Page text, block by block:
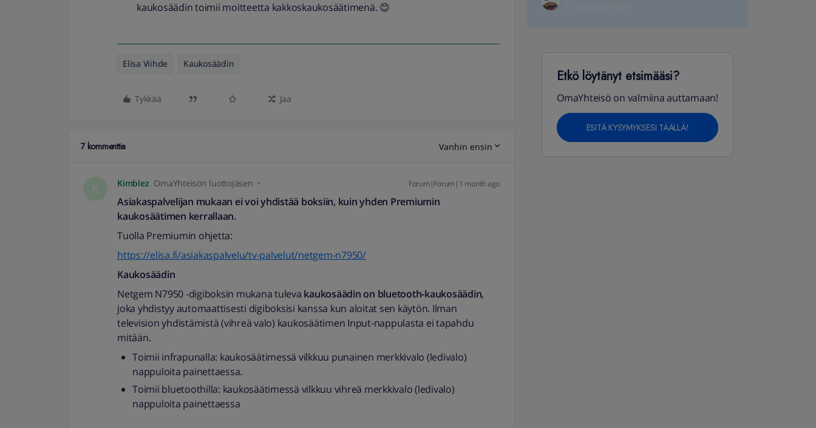
kaukosäädin toimii moitteetta kakkoskaukosäätimenä. 😊
Elisa Viihde Kaukosäädin
Tykkää Jaa
7 kommenttia Vanhin ensin
Kimblez OmaYhteisön luottojäsen Forum|Forum|1 month ago
Asiakaspalvelijan mukaan ei voi yhdistää boksiin, kuin yhden Premiumin
kaukosäätimen kerrallaan.
Tuolla Premiumin ohjetta:
https://elisa.fi/asiakaspalvelu/tv-palvelut/netgem-n7950/
Kaukosäädin
Netgem N7950 -digiboksin mukana tuleva kaukosäädin on bluetooth-kaukosäädin,
joka yhdistyy automaattisesti digiboksisi kanssa kun aloitat sen käytön. Ilman
television yhdistämistä (vihreä valo) kaukosäätimen Input-nappulasta ei tapahdu
mitään.
Toimii infrapunalla: kaukosäätimessä vilkkuu punainen merkkivalo (ledivalo)
nappuloita painettaessa.
Toimii bluetoothilla: kaukosäätimessä vilkkuu vihreä merkkivalo (ledivalo)
nappuloita painettaessa
Etkö löytänyt etsimääsi?
OmaYhteisö on valmiina auttamaan!
ESITÄ KYSYMYKSESI TÄÄLLÄ!